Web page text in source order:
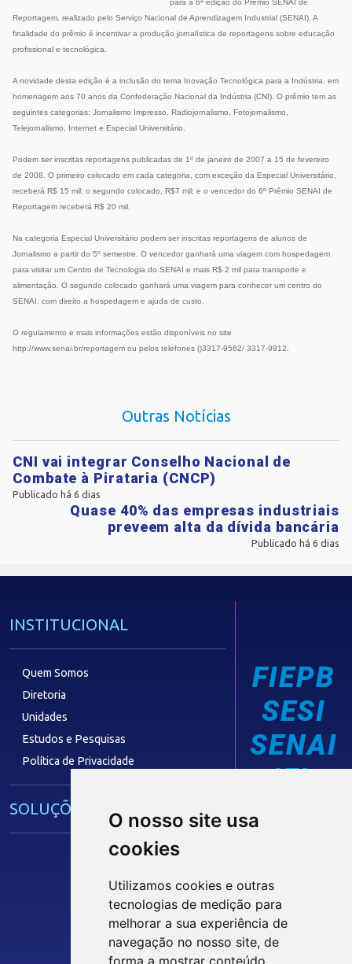
O nosso site usa
cookies
Utilizamos cookies e outras
tecnologias de medição para
melhorar a sua experiência de
navegação no nosso site, de
forma a mostrar conteúdo
para a 6ª edição do Prêmio SENAI de
Reportagem, realizado pelo Serviço Nacional de Aprendizagem Industrial (SENAI). A
finalidade do prêmio é incentivar a produção jornalística de reportagens sobre educação
profissional e tecnológica.
A novidade desta edição é a inclusão do tema Inovação Tecnológica para a Indústria, em
homenagem aos 70 anos da Confederação Nacional da Indústria (CNI). O prêmio tem as
seguintes categorias: Jornalismo Impresso, Radiojornalismo, Fotojornalismo,
Telejornalismo, Internet e Especial Universitário.
Podem ser inscritas reportagens publicadas de 1º de janeiro de 2007 a 15 de fevereiro
de 2008. O primeiro colocado em cada categoria, com exceção da Especial Universitário,
receberá R$ 15 mil; o segundo colocado, R$7 mil; e o vencedor do 6º Prêmio SENAI de
Reportagem receberá R$ 20 mil.
Na categoria Especial Universitário podem ser inscritas reportagens de alunos de
Jornalismo a partir do 5º semestre. O vencedor ganhará uma viagem com hospedagem
para visitar um Centro de Tecnologia do SENAI e mais R$ 2 mil para transporte e
alimentação. O segundo colocado ganhará uma viagem para conhecer um centro do
SENAI, com direito a hospedagem e ajuda de custo.
O regulamento e mais informações estão disponíveis no site
http://www.senai.br/reportagem ou pelos telefones ()3317-9562/ 3317-9912.
Outras Notícias
CNI vai integrar Conselho Nacional de
Combate à Pirataria (CNCP)
Publicado há 6 dias
Quase 40% das empresas industriais
preveem alta da dívida bancária
Publicado há 6 dias
INSTITUCIONAL
Quem Somos
Diretoria
Unidades
Estudos e Pesquisas
Política de Privacidade
SOLUÇÕES E SERVIÇOS
Núcleo de Acesso ao Crédito
Centro Internacional de Negócios -
FIEPB
SESI
SENAI
IEL
Siga nossas Redes Sociais